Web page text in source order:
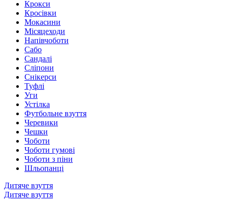
Крокси
Кросівки
Мокасини
Місяцеходи
Напівчоботи
Сабо
Сандалі
Сліпони
Снікерси
Туфлі
Уги
Устілка
Футбольне взуття
Черевики
Чешки
Чоботи
Чоботи гумові
Чоботи з піни
Шльопанці
Дитяче взуття
Дитяче взуття